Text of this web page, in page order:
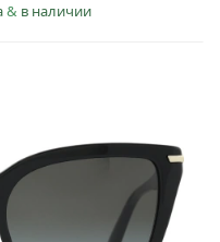
& в наличии